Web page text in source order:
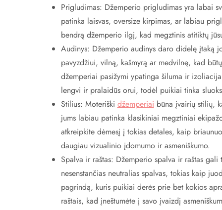
Prigludimas: Džemperio prigludimas yra labai
patinka laisvas, oversize kirpimas, ar labiau
bendrą džemperio ilgį, kad megztinis atitiktų
Audinys: Džemperio audinys daro didelę įtaką
pavyzdžiui, vilną, kašmyrą ar medvilnę, kad
džemperiai pasižymi ypatinga šiluma ir
lengvi ir pralaidūs orui, todėl puikiai tinka
Stilius: Moteriški džemperiai būna įvairių stilių,
jums labiau patinka klasikiniai megztiniai
atkreipkite dėmesį į tokias detales, kaip
daugiau vizualinio įdomumo ir asmeniškumo.
Spalva ir raštas: Džemperio spalva ir raštas
nesenstančias neutralias spalvas, tokias kaip
pagrindą, kuris puikiai derės prie bet kokios
raštais, kad įneštumėte į savo įvaizdį